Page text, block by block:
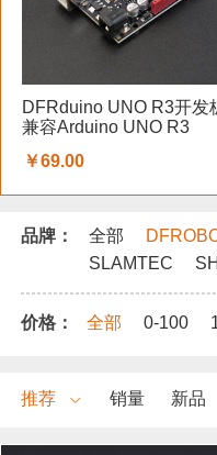
DFRduino UNO R3开发
兼容Arduino UNO R3
￥69.00
品牌： 全部
SLAMTEC
价格： 全部 0-100
推荐 销量 新品